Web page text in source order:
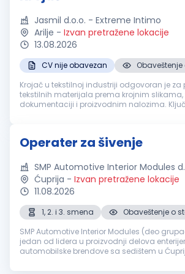
Jasmil d.o.o. - Extreme Intimo
Arilje - Izvan pretražene lokacije
13.08.2026
CV nije obavezan
Krojač u tekstilnoj industriji odgovoran je za
tekstilnih materijala prema krojnim slikama,
dokumentaciji i proizvodnim nalozima.
Operater za šivenje
SMP Automotive Interior Modules
Ćuprija - Izvan pretražene lokacije
11.08.2026
1, 2. i 3. smena
Obaveštenje o
SMP Automotive Interior Modules (deo
jedan od lidera u proizvodnji delova
automobilske brendove sa sedištem u
poziciji Ope...